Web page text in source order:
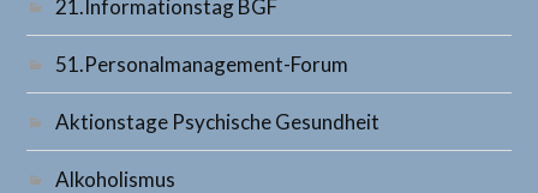
21.Informationstag BGF
51.Personalmanagement-Forum
Aktionstage Psychische Gesundheit
Alkoholismus